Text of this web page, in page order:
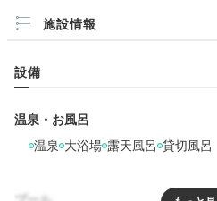
たようなインフィニティ仕様。
ています。
施設情報
設備
温泉・お風呂
温泉 大浴場 露天風呂 貸切風呂